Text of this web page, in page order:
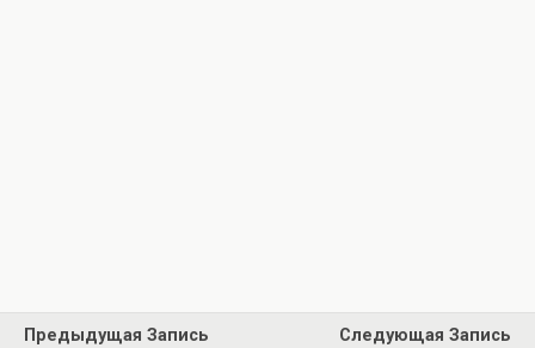
Предыдущая Запись Следующая Запись